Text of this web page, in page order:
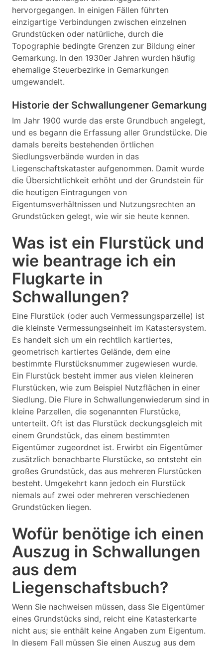
hervorgegangen. In einigen Fällen führten
einzigartige Verbindungen zwischen einzelnen
Grundstücken oder natürliche, durch die
Topographie bedingte Grenzen zur Bildung einer
Gemarkung. In den 1930er Jahren wurden häufig
ehemalige Steuerbezirke in Gemarkungen
umgewandelt.
Historie der Schwallungener Gemarkung
Im Jahr 1900 wurde das erste Grundbuch angelegt,
und es begann die Erfassung aller Grundstücke. Die
damals bereits bestehenden örtlichen
Siedlungsverbände wurden in das
Liegenschaftskataster aufgenommen. Damit wurde
die Übersichtlichkeit erhöht und der Grundstein für
die heutigen Eintragungen von
Eigentumsverhältnissen und Nutzungsrechten an
Grundstücken gelegt, wie wir sie heute kennen.
Was ist ein Flurstück und
wie beantrage ich ein
Flugkarte in
Schwallungen?
Eine Flurstück (oder auch Vermessungsparzelle) ist
die kleinste Vermessungseinheit im Katastersystem.
Es handelt sich um ein rechtlich kartiertes,
geometrisch kartiertes Gelände, dem eine
bestimmte Flurstücksnummer zugewiesen wurde.
Ein Flurstück besteht immer aus vielen kleineren
Flurstücken, wie zum Beispiel Nutzflächen in einer
Siedlung. Die Flure in Schwallungenwiederum sind in
kleine Parzellen, die sogenannten Flurstücke,
unterteilt. Oft ist das Flurstück deckungsgleich mit
einem Grundstück, das einem bestimmten
Eigentümer zugeordnet ist. Erwirbt ein Eigentümer
zusätzlich benachbarte Flurstücke, so entsteht ein
großes Grundstück, das aus mehreren Flurstücken
besteht. Umgekehrt kann jedoch ein Flurstück
niemals auf zwei oder mehreren verschiedenen
Grundstücken liegen.
Wofür benötige ich einen
Auszug in Schwallungen
aus dem
Liegenschaftsbuch?
Wenn Sie nachweisen müssen, dass Sie Eigentümer
eines Grundstücks sind, reicht eine Katasterkarte
nicht aus; sie enthält keine Angaben zum Eigentum.
In diesem Fall müssen Sie einen Auszug aus dem